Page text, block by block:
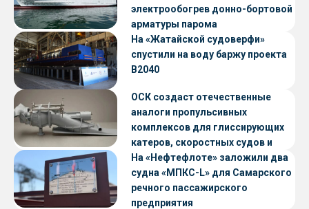
электрообогрев донно-бортовой
арматуры парома
«Петропавловск» проекта CNF22
На «Жатайской судоверфи»
спустили на воду баржу проекта
В2040
ОСК создаст отечественные
аналоги пропульсивных
комплексов для глиссирующих
катеров, скоростных судов и
судов с малой осадкой
На «Нефтефлоте» заложили два
судна «МПКС-L» для Самарского
речного пассажирского
предприятия